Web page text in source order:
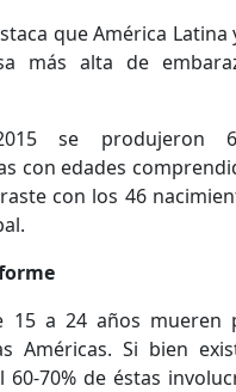
que América Latina
más alta de
se produjeron
con edades
con los 46
15 a 24 años mueren
Américas. Si bien
70% de éstas